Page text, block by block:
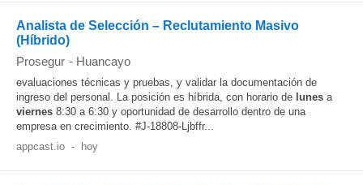
Analista de Selección – Reclutamiento Masivo
(Híbrido)
Prosegur - Huancayo
evaluaciones técnicas y pruebas, y validar la documentación de
ingreso del personal. La posición es híbrida, con horario de lunes a
viernes 8:30 a 6:30 y oportunidad de desarrollo dentro de una
empresa en crecimiento. #J-18808-Ljbffr...
appcast.io - hoy